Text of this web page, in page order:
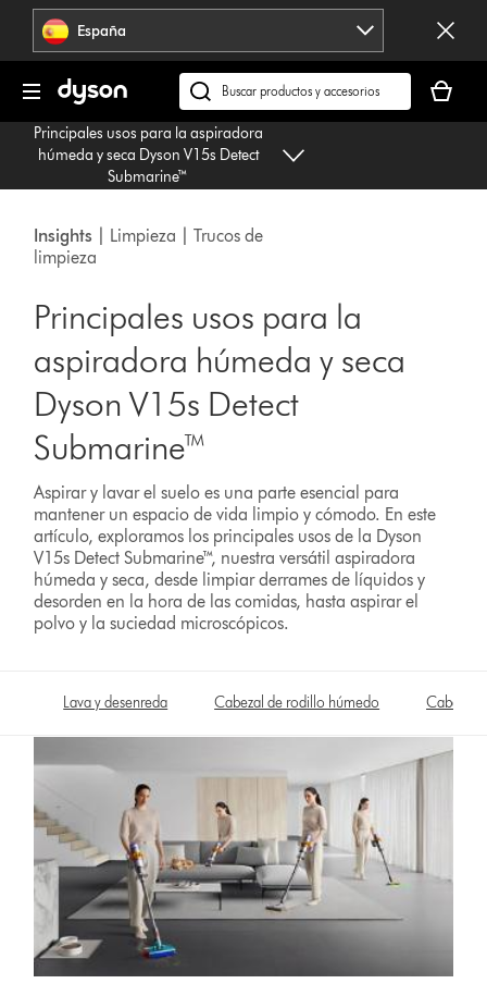
Omitir
navegación España
Buscar
en
dyson.es
cesta
está
Principales usos para la aspiradora
húmeda y seca Dyson V15s Detect
Submarine™
Insights | Limpieza | Trucos de
limpieza
Principales usos para la
aspiradora húmeda y seca
Dyson V15s Detect
Submarine™
Aspirar y lavar el suelo es una parte esencial para
mantener un espacio de vida limpio y cómodo. En este
artículo, exploramos los principales usos de la Dyson
V15s Detect Submarine™, nuestra versátil aspiradora
húmeda y seca, desde limpiar derrames de líquidos y
desorden en la hora de las comidas, hasta aspirar el
polvo y la suciedad microscópicos.
Lava y desenreda Cabezal de rodillo húmedo Cabezal